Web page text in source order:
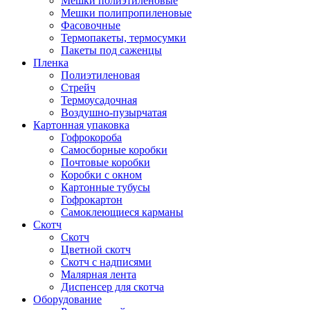
Мешки полипропиленовые
Фасовочные
Термопакеты, термосумки
Пакеты под саженцы
Пленка
Полиэтиленовая
Стрейч
Термоусадочная
Воздушно-пузырчатая
Картонная упаковка
Гофрокороба
Самосборные коробки
Почтовые коробки
Коробки с окном
Картонные тубусы
Гофрокартон
Самоклеющиеся карманы
Скотч
Скотч
Цветной скотч
Скотч с надписями
Малярная лента
Диспенсер для скотча
Оборудование